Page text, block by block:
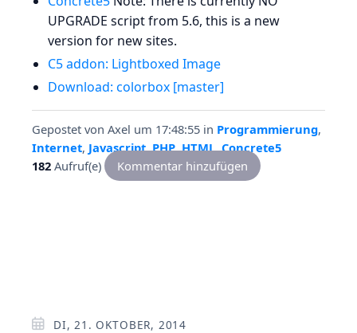
UPGRADE script from 5.6, this is a new
version for new sites.
C5 addon: Lightboxed Image
Download: colorbox [master]
Gepostet von Axel um 17:48:55 in Programmierung,
Internet, Javascript,PHP,HTML,Concrete5
182 Aufruf(e) Kommentar hinzufügen
DI, 21. OKTOBER, 2014